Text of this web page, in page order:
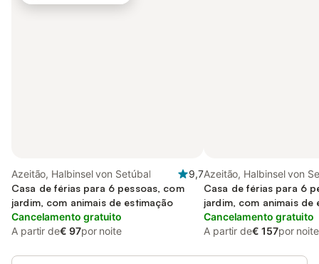
Azeitão, Halbinsel von Setúbal
9,7
Casa de férias para 6 pessoas, com
jardim, com animais de estimação
Cancelamento gratuito
A partir de€ 97por noite
Azeitão, Halbinsel von
Casa de férias para 6
jardim, com animais de
Cancelamento gratuito
A partir de€ 157por noite